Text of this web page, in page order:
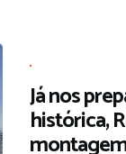
,
Já nos
histórica,